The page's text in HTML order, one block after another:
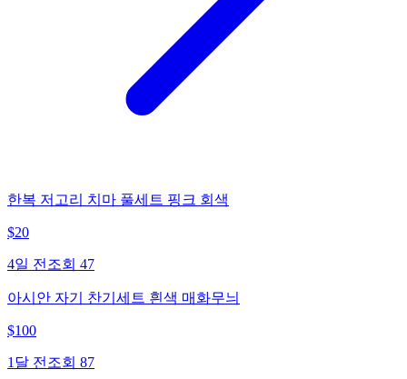
한복 저고리 치마 풀세트 핑크 회색
$20
4일 전 조회 47
아시안 자기 찬기세트 흰색 매화무늬
$100
1달 전 조회 87